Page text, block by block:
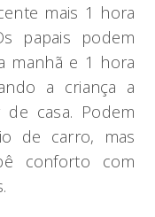
mais 1 hora
papais podem
manhã e 1 hora
a criança a
casa. Podem
de carro, mas
conforto com